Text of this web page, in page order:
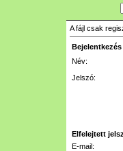
A fájl csak
Bejelentkezés
Név:
Jelszó:
Elfelejtett
E-mail: